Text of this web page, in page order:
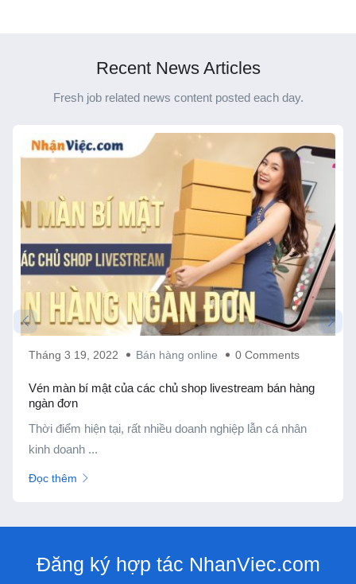
Recent News Articles
Fresh job related news content posted each day.
Tháng 3 19, 2022 Bán hàng online 0 Comments
Vén màn bí mật của các chủ shop livestream bán hàng
ngàn đơn
Thời điểm hiện tại, rất nhiều doanh nghiệp lẫn cá nhân
kinh doanh ...
Đọc thêm
Đăng ký hợp tác NhanViec.com